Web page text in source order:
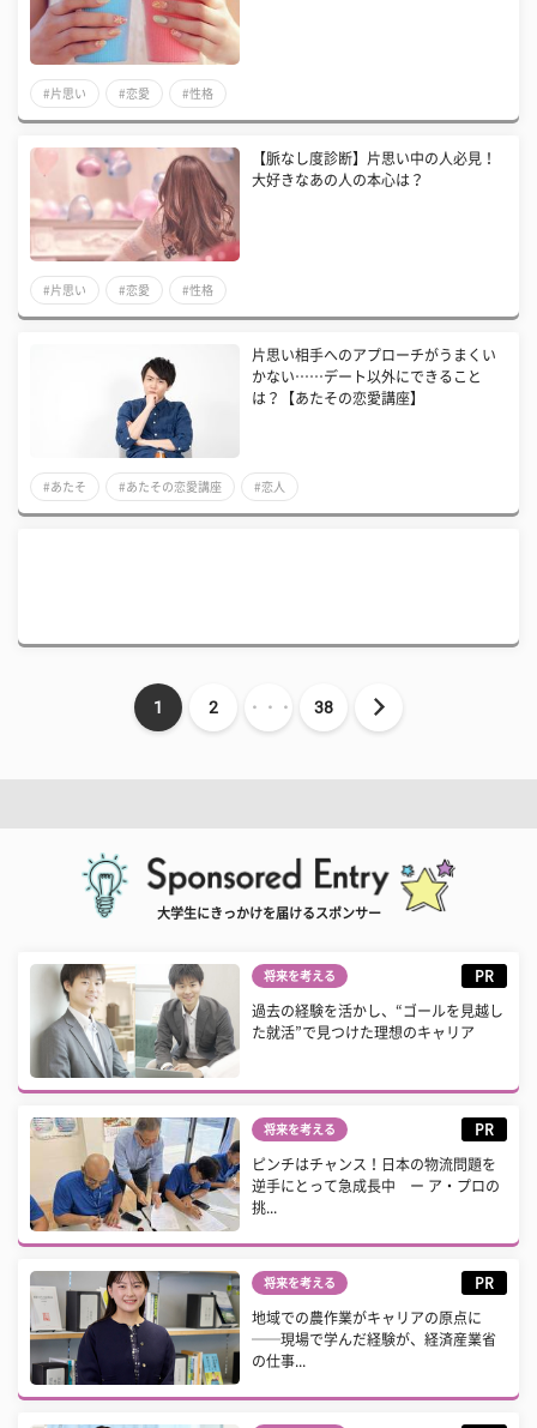
#片思い #恋愛 #性格
【脈なし度診断】片思い中の人必見！
大好きなあの人の本心は？
#片思い #恋愛 #性格
片思い相手へのアプローチがうまくい
かない……デート以外にできること
は？【あたその恋愛講座】
#あたそ #あたその恋愛講座 #恋人
1 2 ・・・ 38
大学生にきっかけを届けるスポンサー
将来を考える PR
過去の経験を活かし、“ゴールを見越し
た就活”で見つけた理想のキャリア
将来を考える PR
ピンチはチャンス！日本の物流問題を
逆手にとって急成長中 ー ア・プロの
挑...
将来を考える PR
地域での農作業がキャリアの原点に
──現場で学んだ経験が、経済産業省
の仕事...